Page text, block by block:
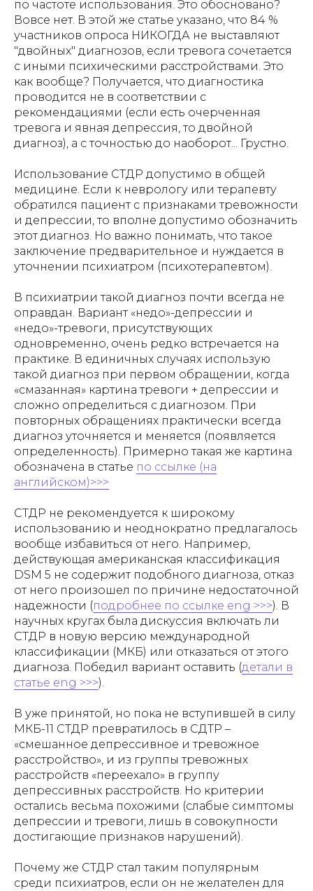
по частоте использования. Это обосновано?
Вовсе нет. В этой же статье указано, что 84 %
участников опроса НИКОГДА не выставляют
"двойных" диагнозов, если тревога сочетается
с иными психическими расстройствами. Это
как вообще? Получается, что диагностика
проводится не в соответствии с
рекомендациями (если есть очерченная
тревога и явная депрессия, то двойной
диагноз), а с точностью до наоборот... Грустно.
Использование СТДР допустимо в общей
медицине. Если к неврологу или терапевту
обратился пациент с признаками тревожности
и депрессии, то вполне допустимо обозначить
этот диагноз. Но важно понимать, что такое
заключение предварительное и нуждается в
уточнении психиатром (психотерапевтом).
В психиатрии такой диагноз почти всегда не
оправдан. Вариант «недо»-депрессии и
«недо»-тревоги, присутствующих
одновременно, очень редко встречается на
практике. В единичных случаях использую
такой диагноз при первом обращении, когда
«смазанная» картина тревоги + депрессии и
сложно определиться с диагнозом. При
повторных обращениях практически всегда
диагноз уточняется и меняется (появляется
определенность). Примерно такая же картина
обозначена в статье по ссылке (на
английском)>>>
СТДР не рекомендуется к широкому
использованию и неоднократно предлагалось
вообще избавиться от него. Например,
действующая американская классификация
DSM 5 не содержит подобного диагноза, отказ
от него произошел по причине недостаточной
надежности (подробнее по ссылке eng >>>). В
научных кругах была дискуссия включать ли
СТДР в новую версию международной
классификации (МКБ) или отказаться от этого
диагноза. Победил вариант оставить (детали в
статье eng >>>).
В уже принятой, но пока не вступившей в силу
МКБ-11 СТДР превратилось в СДТР –
«смешанное депрессивное и тревожное
расстройство», и из группы тревожных
расстройств «переехало» в группу
депрессивных расстройств. Но критерии
остались весьма похожими (слабые симптомы
депрессии и тревоги, лишь в совокупности
достигающие признаков нарушений).
Почему же СТДР стал таким популярным
среди психиатров, если он не желателен для